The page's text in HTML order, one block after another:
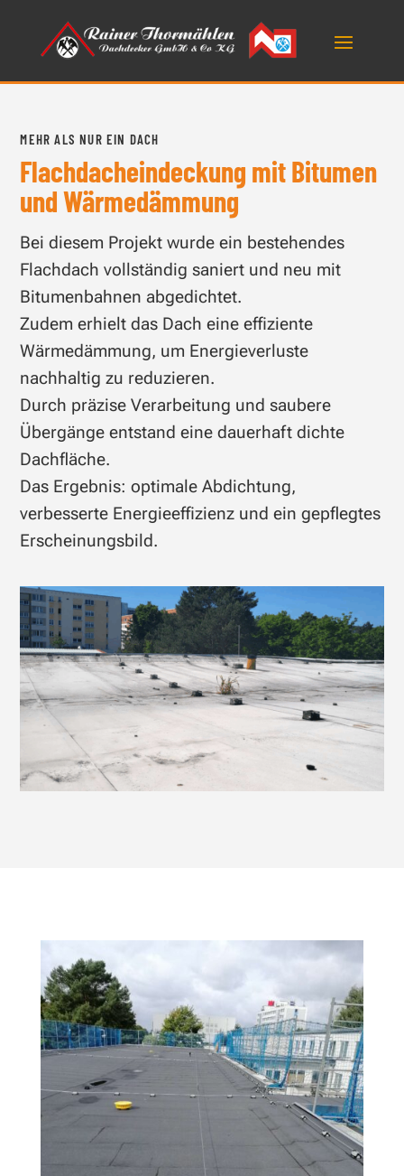
MEHR ALS NUR EIN DACH
Flachdacheindeckung mit Bitumen
und Wärmedämmung
Bei diesem Projekt wurde ein bestehendes
Flachdach vollständig saniert und neu mit
Bitumenbahnen abgedichtet.
Zudem erhielt das Dach eine effiziente
Wärmedämmung, um Energieverluste
nachhaltig zu reduzieren.
Durch präzise Verarbeitung und saubere
Übergänge entstand eine dauerhaft dichte
Dachfläche.
Das Ergebnis: optimale Abdichtung,
verbesserte Energieeffizienz und ein gepflegtes
Erscheinungsbild.